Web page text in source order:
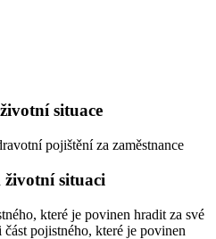
situace
pojištění za zaměstnance
situaci
které je povinen hradit za své
část pojistného, které je povinen